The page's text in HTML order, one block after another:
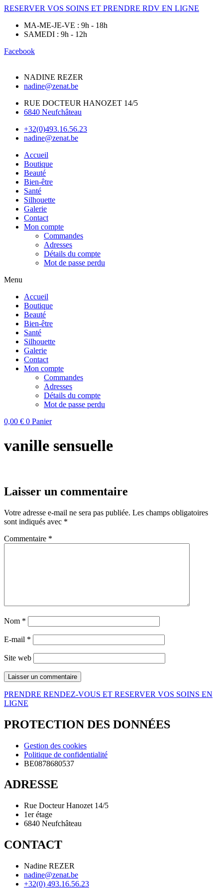
RESERVER VOS SOINS ET PRENDRE RDV EN LIGNE
MA-ME-JE-VE : 9h - 18h
SAMEDI : 9h - 12h
Facebook
NADINE REZER
nadine@zenat.be
RUE DOCTEUR HANOZET 14/5
6840 Neufchâteau
+32(0)493.16.56.23
nadine@zenat.be
Accueil
Boutique
Beauté
Bien-être
Santé
Silhouette
Galerie
Contact
Mon compte
Commandes
Adresses
Détails du compte
Mot de passe perdu
Menu
Accueil
Boutique
Beauté
Bien-être
Santé
Silhouette
Galerie
Contact
Mon compte
Commandes
Adresses
Détails du compte
Mot de passe perdu
0,00 € 0 Panier
vanille sensuelle
Laisser un commentaire
Votre adresse e-mail ne sera pas publiée. Les champs obligatoires
sont indiqués avec *
Commentaire *
Nom *
E-mail *
Site web
PRENDRE RENDEZ-VOUS ET RESERVER VOS SOINS EN
LIGNE
PROTECTION DES DONNÉES
Gestion des cookies
Politique de confidentialité
BE0878680537
ADRESSE
Rue Docteur Hanozet 14/5
1er étage
6840 Neufchâteau
CONTACT
Nadine REZER
nadine@zenat.be
+32(0) 493.16.56.23